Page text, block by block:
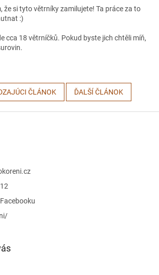
že si tyto větrníky zamilujete! Ta práce za to
:)
cca 18 větrníčků. Pokud byste jich chtěli míň,
ČLÁNOK ĎALŠÍ ČLÁNOK